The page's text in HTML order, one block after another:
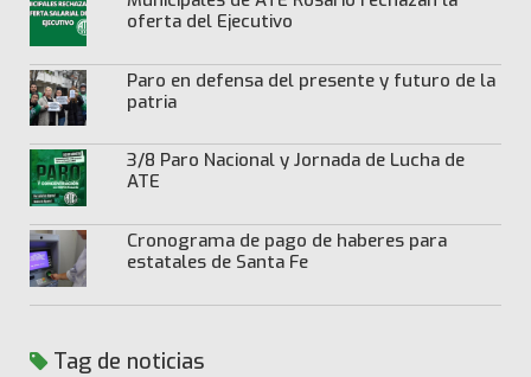
oferta del Ejecutivo
Paro en defensa del presente y futuro de la
patria
3/8 Paro Nacional y Jornada de Lucha de
ATE
Cronograma de pago de haberes para
estatales de Santa Fe
Tag de noticias